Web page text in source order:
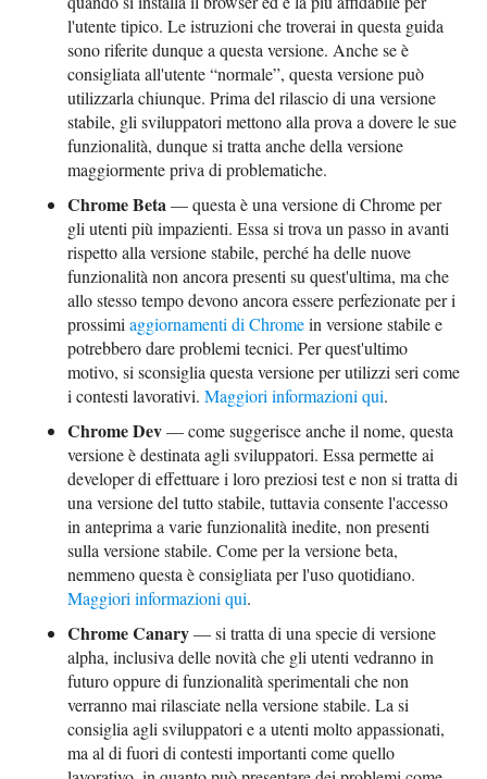
l'utente tipico. Le istruzioni che troverai in questa guida
sono riferite dunque a questa versione. Anche se è
consigliata all'utente “normale”, questa versione può
utilizzarla chiunque. Prima del rilascio di una versione
stabile, gli sviluppatori mettono alla prova a dovere le sue
funzionalità, dunque si tratta anche della versione
maggiormente priva di problematiche.
Chrome Beta— questa è una versione di Chrome per
gli utenti più impazienti. Essa si trova un passo in avanti
rispetto alla versione stabile, perché ha delle nuove
funzionalità non ancora presenti su quest'ultima, ma che
allo stesso tempo devono ancora essere perfezionate per i
prossimiaggiornamenti di Chromein versione stabile e
potrebbero dare problemi tecnici. Per quest'ultimo
motivo, si sconsiglia questa versione per utilizzi seri come
i contesti lavorativi.Maggiori informazioni qui.
Chrome Dev— come suggerisce anche il nome, questa
versione è destinata agli sviluppatori. Essa permette ai
developer di effettuare i loro preziosi test e non si tratta di
una versione del tutto stabile, tuttavia consente l'accesso
in anteprima a varie funzionalità inedite, non presenti
sulla versione stabile. Come per la versione beta,
nemmeno questa è consigliata per l'uso quotidiano.
Maggiori informazioni qui.
Chrome Canary— si tratta di una specie di versione
alpha, inclusiva delle novità che gli utenti vedranno in
futuro oppure di funzionalità sperimentali che non
verranno mai rilasciate nella versione stabile. La si
consiglia agli sviluppatori e a utenti molto appassionati,
ma al di fuori di contesti importanti come quello